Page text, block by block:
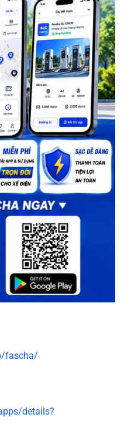
fascha/
details?